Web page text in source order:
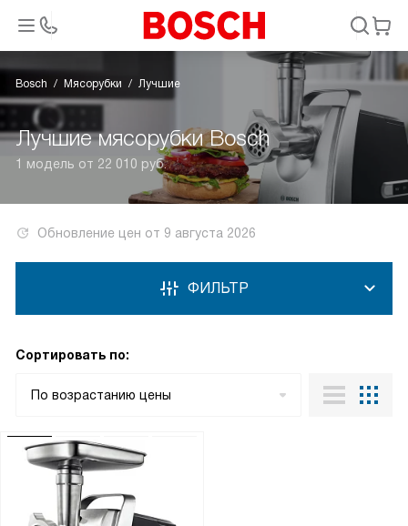
Bosch Мясорубки Лучшие
Лучшие мясорубки Bosch
1 модель от 22 010 руб.
Обновление цен от 9 августа 2026
ФИЛЬТР
Сортировать по:
По возрастанию цены